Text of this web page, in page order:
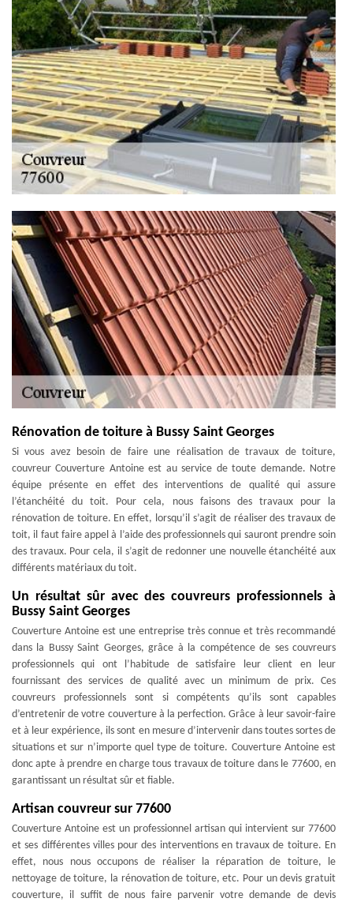
Rénovation de toiture à Bussy Saint Georges
Si vous avez besoin de faire une réalisation de travaux de toiture,
couvreur Couverture Antoine est au service de toute demande. Notre
équipe présente en effet des interventions de qualité qui assure
l’étanchéité du toit. Pour cela, nous faisons des travaux pour la
rénovation de toiture. En effet, lorsqu’il s’agit de réaliser des travaux de
toit, il faut faire appel à l’aide des professionnels qui sauront prendre soin
des travaux. Pour cela, il s’agit de redonner une nouvelle étanchéité aux
différents matériaux du toit.
Un résultat sûr avec des couvreurs professionnels à
Bussy Saint Georges
Couverture Antoine est une entreprise très connue et très recommandé
dans la Bussy Saint Georges, grâce à la compétence de ses couvreurs
professionnels qui ont l’habitude de satisfaire leur client en leur
fournissant des services de qualité avec un minimum de prix. Ces
couvreurs professionnels sont si compétents qu’ils sont capables
d’entretenir de votre couverture à la perfection. Grâce à leur savoir-faire
et à leur expérience, ils sont en mesure d’intervenir dans toutes sortes de
situations et sur n’importe quel type de toiture. Couverture Antoine est
donc apte à prendre en charge tous travaux de toiture dans le 77600, en
garantissant un résultat sûr et fiable.
Artisan couvreur sur 77600
Couverture Antoine est un professionnel artisan qui intervient sur 77600
et ses différentes villes pour des interventions en travaux de toiture. En
effet, nous nous occupons de réaliser la réparation de toiture, le
nettoyage de toiture, la rénovation de toiture, etc. Pour un devis gratuit
couverture, il suffit de nous faire parvenir votre demande de devis